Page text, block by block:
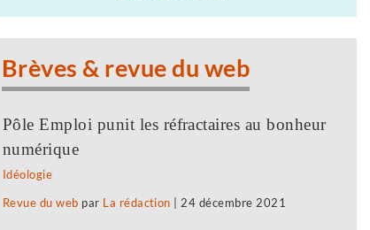
Brèves & revue du web
Pôle Emploi punit les réfractaires au bonheur
numérique
Idéologie
Revue du web par La rédaction 24 décembre 2021